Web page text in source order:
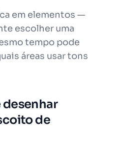
em elementos —
escolher uma
tempo pode
áreas usar tons
desenhar
de